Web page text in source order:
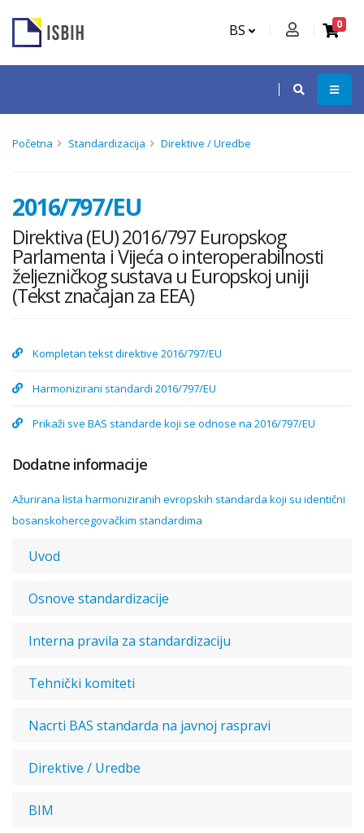
BS 0
Početna Standardizacija Direktive / Uredbe
2016/797/EU
Direktiva (EU) 2016/797 Europskog
Parlamenta i Vijeća o interoperabilnosti
željezničkog sustava u Europskoj uniji
(Tekst značajan za EEA)
Kompletan tekst direktive 2016/797/EU
Harmonizirani standardi 2016/797/EU
Prikaži sve BAS standarde koji se odnose na 2016/797/EU
Dodatne informacije
Ažurirana lista harmoniziranih evropskih standarda koji su identični
bosanskohercegovačkim standardima
Uvod
Osnove standardizacije
Interna pravila za standardizaciju
Tehnički komiteti
Nacrti BAS standarda na javnoj raspravi
Direktive / Uredbe
BIM